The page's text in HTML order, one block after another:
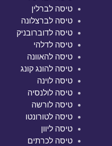
טיסה לברלין
טיסה לברצלונה
טיסה לדוברובניק
טיסה לדלהי
טיסה להאוונה
טיסה להונג קונג
טיסה לוינה
טיסה לולנסיה
טיסה לורשה
טיסה לטורונטו
טיסה ליוון
טיסה לכרתים